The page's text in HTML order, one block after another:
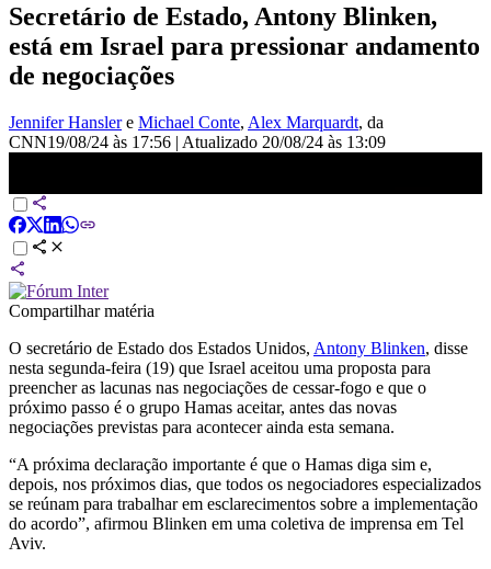
Secretário de Estado, Antony Blinken,
está em Israel para pressionar andamento
de negociações
Jennifer Hanslere Michael Conte, Alex Marquardt, da
CNN19/08/24 às 17:56 | Atualizado 20/08/24 às 13:09
Compartilhar matéria
O secretário de Estado dos Estados Unidos, Antony Blinken, disse
nesta segunda-feira (19) que Israel aceitou uma proposta para
preencher as lacunas nas negociações de cessar-fogo e que o
próximo passo é o grupo Hamas aceitar, antes das novas
negociações previstas para acontecer ainda esta semana.
“A próxima declaração importante é que o Hamas diga sim e,
depois, nos próximos dias, que todos os negociadores especializados
se reúnam para trabalhar em esclarecimentos sobre a implementação
do acordo”, afirmou Blinken em uma coletiva de imprensa em Tel
Aviv.